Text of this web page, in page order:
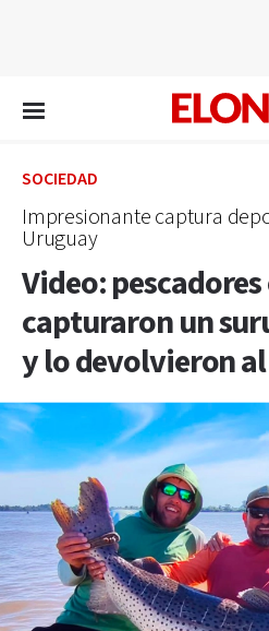
SOCIEDAD
Impresionante captura
Uruguay
Video:
capturaron un
y lo devolvieron